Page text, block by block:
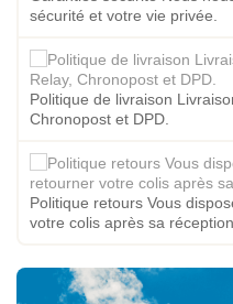
sécurité et votre vie privée.
Politique de livraison
Chronopost et DPD.
Politique retours Vous
votre colis après sa